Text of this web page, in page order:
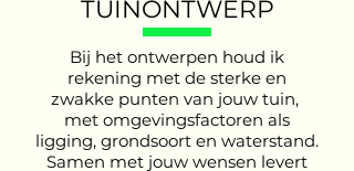
Bij het ontwerpen houd ik
rekening met de sterke en
zwakke punten van jouw tuin,
met omgevingsfactoren als
ligging, grondsoort en waterstand.
Samen met jouw wensen levert
TUINONTWERP